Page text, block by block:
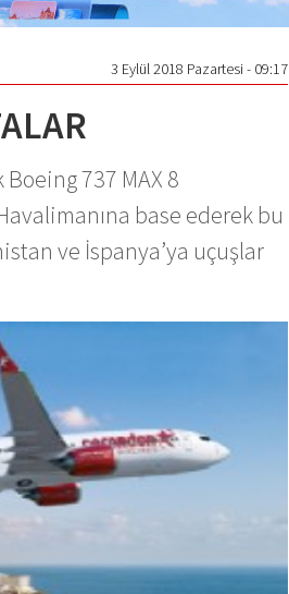
3 Eylül 2018 Pazartesi - 09:17
737 MAX 8
base ederek bu
ve İspanya’ya uçuşlar